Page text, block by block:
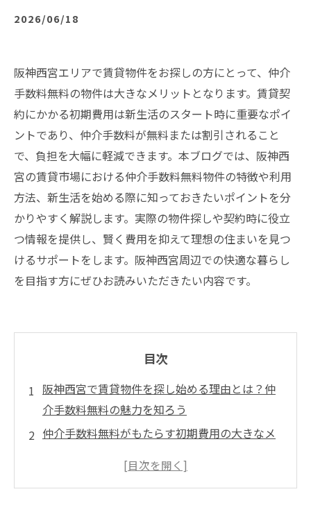
2026/06/18
阪神西宮エリアで賃貸物件をお探しの方にとって、仲介
手数料無料の物件は大きなメリットとなります。賃貸契
約にかかる初期費用は新生活のスタート時に重要なポイ
ントであり、仲介手数料が無料または割引されること
で、負担を大幅に軽減できます。本ブログでは、阪神西
宮の賃貸市場における仲介手数料無料物件の特徴や利用
方法、新生活を始める際に知っておきたいポイントを分
かりやすく解説します。実際の物件探しや契約時に役立
つ情報を提供し、賢く費用を抑えて理想の住まいを見つ
けるサポートをします。阪神西宮周辺での快適な暮らし
を目指す方にぜひお読みいただきたい内容です。
目次
阪神西宮で賃貸物件を探し始める理由とは？仲
介手数料無料の魅力を知ろう
仲介手数料無料がもたらす初期費用の大きなメ
阪神西宮の賃貸市場で仲介手数料無料物件を見